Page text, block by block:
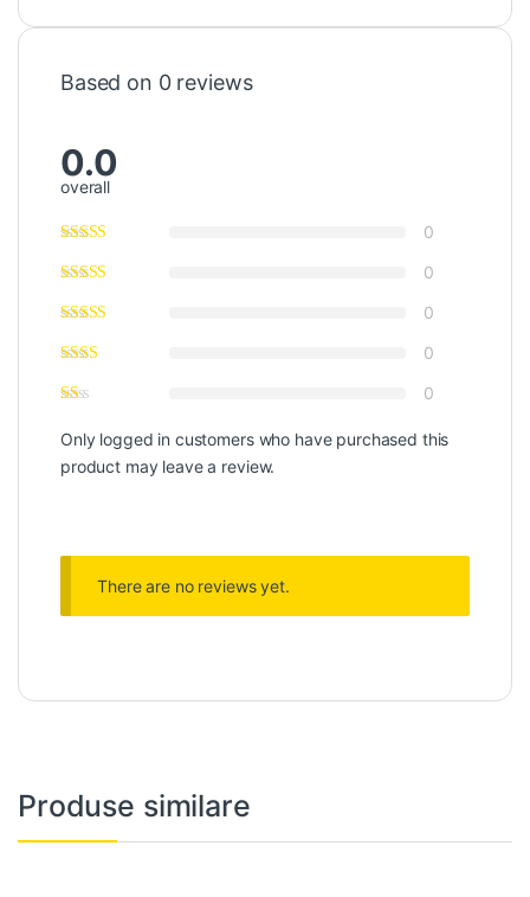
Based on 0 reviews
0.0
overall
0
0
0
0
0
Only logged in customers who have purchased this
product may leave a review.
There are no reviews yet.
Produse similare